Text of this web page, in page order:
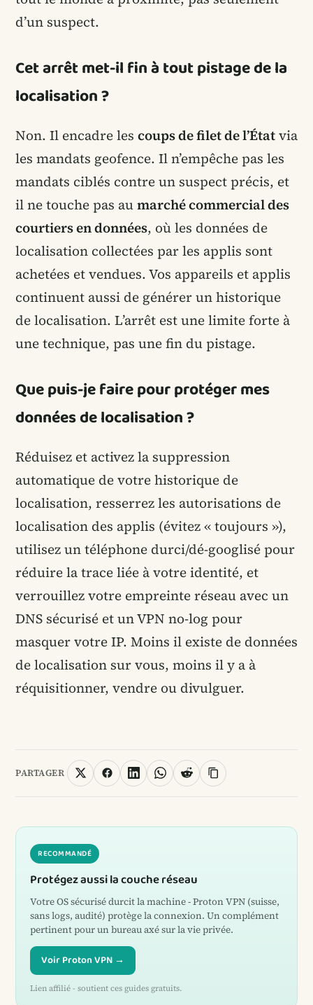
d’un suspect.
Cet arrêt met-il fin à tout pistage de la
localisation ?
Non. Il encadre les coups de filet de l’Étatvia
les mandats geofence. Il n’empêche pas les
mandats ciblés contre un suspect précis, et
il ne touche pas aumarché commercial des
courtiers en données, où les données de
localisation collectées par les applis sont
achetées et vendues. Vos appareils et applis
continuent aussi de générer un historique
de localisation. L’arrêt est une limite forte à
une technique, pas une fin du pistage.
Que puis-je faire pour protéger mes
données de localisation ?
Réduisez et activez la suppression
automatique de votre historique de
localisation, resserrez les autorisations de
localisation des applis (évitez « toujours »),
utilisez un téléphone durci/dé-googlisé pour
réduire la trace liée à votre identité, et
verrouillez votre empreinte réseau avec un
DNS sécurisé et un VPN no-log pour
masquer votre IP. Moins il existe de données
de localisation sur vous, moins il y a à
réquisitionner, vendre ou divulguer.
PARTAGER
RECOMMANDÉ
Protégez aussi la couche réseau
Votre OS sécurisé durcit la machine - Proton VPN (suisse,
sans logs, audité) protège la connexion. Un complément
pertinent pour un bureau axé sur la vie privée.
Voir Proton VPN →
Lien affilié - soutient ces guides gratuits.